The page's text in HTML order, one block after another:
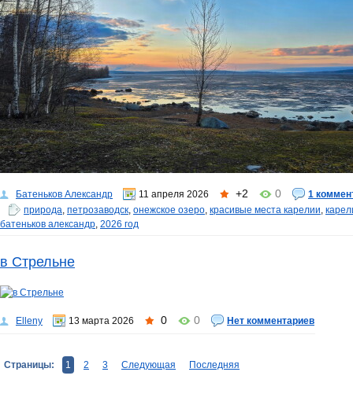
Батеньков Александр 11 апреля 2026 +2 0
1
природа, петрозаводск, онежское озеро, красивые места карелии,
батеньков александр, 2026 год
в Стрельне
Elleny 13 марта 2026 0 0 Нет комментариев
Страницы: 1 2 3 Следующая Последняя